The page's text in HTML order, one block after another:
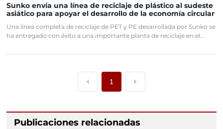
Sunko envía una línea de reciclaje de plástico al sudeste
asiático para apoyar el desarrollo de la economía circular
Una línea completa de reciclaje de PET y PE desarrollada por Sunko se
ha entregado con éxito a una importante planta de reciclaje en el
procesamiento de grado alimenticio, apoya los objetivos de economía
1
Publicaciones relacionadas